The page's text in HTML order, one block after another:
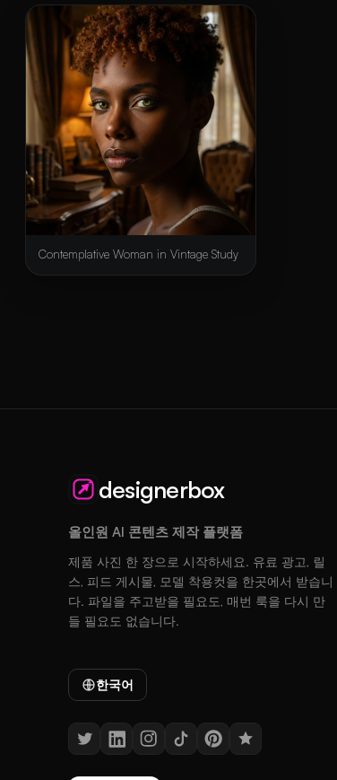
Contemplative Woman in Vintage Study
designerbox
올인원 AI 콘텐츠 제작 플랫폼
제품 사진 한 장으로 시작하세요. 유료 광고, 릴
스, 피드 게시물, 모델 착용컷을 한곳에서 받습니
다. 파일을 주고받을 필요도, 매번 룩을 다시 만
들 필요도 없습니다.
한국어